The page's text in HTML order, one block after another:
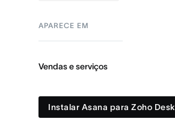
APARECE EM
Vendas e serviços
Instalar Asana para Zoho Desk